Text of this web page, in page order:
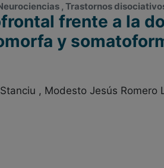
, Trastornos
frente a la
y
, Modesto Jesús Romero